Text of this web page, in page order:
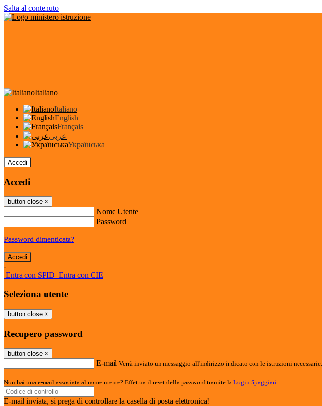
Salta al contenuto
Italiano
Italiano
English
Français
عربى
Українська
Accedi
Accedi
button close ×
Nome Utente
Password
Password dimenticata?
-
Entra con SPID Entra con CIE
Seleziona utente
button close ×
Recupero password
button close ×
E-mail Verrà inviato un messaggio all'indirizzo indicato con le istruzioni necessarie.
Non hai una e-mail associata al nome utente? Effettua il reset della password tramite la Login Spaggiari
E-mail inviata, si prega di controllare la casella di posta elettronica!